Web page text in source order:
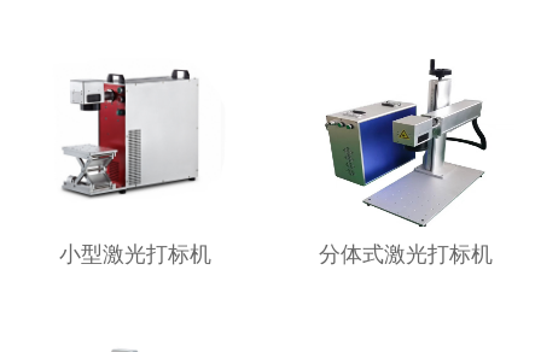
小型激光打标机 分体式激光打标机